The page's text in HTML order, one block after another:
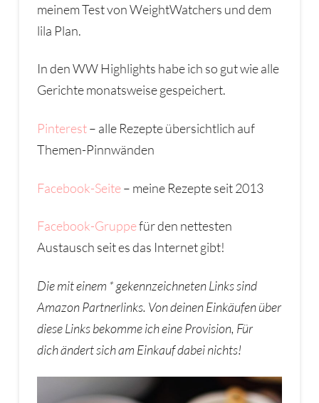
meinem Test von WeightWatchers und dem
lila Plan.
In den WW Highlights habe ich so gut wie alle
Gerichte monatsweise gespeichert.
Pinterest– alle Rezepte übersichtlich auf
Themen-Pinnwänden
Facebook-Seite– meine Rezepte seit 2013
Facebook-Gruppefür den nettesten
Austausch seit es das Internet gibt!
Die mit einem * gekennzeichneten Links sind
Amazon Partnerlinks. Von deinen Einkäufenüber
diese Links bekomme ich eine Provision, Für
dichändert sich am Einkauf dabei nichts!